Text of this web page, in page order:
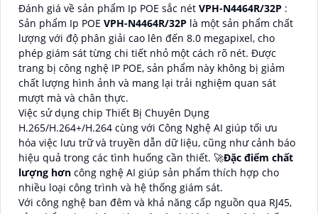
Đánh giá về sản phẩm Ip POE sắc nét VPH-N4464R/32P :
Sản phẩm Ip POE VPH-N4464R/32P là một sản phẩm chất
lượng với độ phân giải cao lên đến 8.0 megapixel, cho
phép giám sát từng chi tiết nhỏ một cách rõ nét. Được
trang bị công nghệ IP POE, sản phẩm này không bị giảm
chất lượng hình ảnh và mang lại trải nghiệm quan sát
mượt mà và chân thực.
Việc sử dụng chip Thiết Bị Chuyên Dụng
H.265/H.264+/H.264 cùng với Công Nghệ AI giúp tối ưu
hóa việc lưu trữ và truyền dẫn dữ liệu, cũng như cảnh báo
hiệu quả trong các tình huống cần thiết. 🚀Đặc điểm chất
lượng hơn công nghệ AI giúp sản phẩm thích hợp cho
nhiều loại công trình và hệ thống giám sát.
Với công nghệ ban đêm và khả năng cấp nguồn qua RJ45,